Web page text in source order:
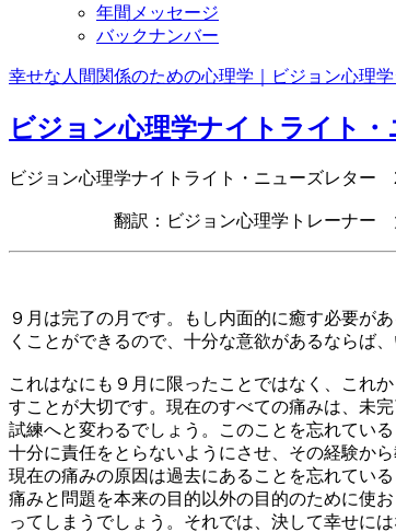
年間メッセージ
バックナンバー
幸せな人間関係のための心理学｜ビジョン心理
ビジョン心理学ナイトライト
ビジョン心理学ナイトライト・ニューズレター
翻訳：ビジョン心理学トレーナー
９月は完了の月です。もし内面的に癒す必要が
くことができるので、十分な意欲があるならば
これはなにも９月に限ったことではなく、これ
すことが大切です。現在のすべての痛みは、未
試練へと変わるでしょう。このことを忘れてい
十分に責任をとらないようにさせ、その経験か
現在の痛みの原因は過去にあることを忘れてい
痛みと問題を本来の目的以外の目的のために使
ってしまうでしょう。それでは、決して幸せに